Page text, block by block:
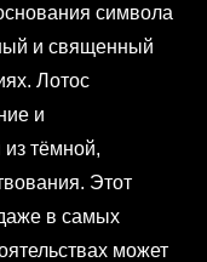
символа
и священный
Лотос
и
из тёмной,
Этот
в самых
может